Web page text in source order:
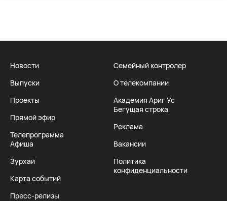
Новости
Выпуски
Проекты
Прямой эфир
Телепрограмма
Афиша
Зурхай
Карта событий
Пресс-релизы
Семейный контролер
О телекомпании
Академия Ариг Ус
Бегущая строка
Реклама
Вакансии
Политика
конфиденциальности